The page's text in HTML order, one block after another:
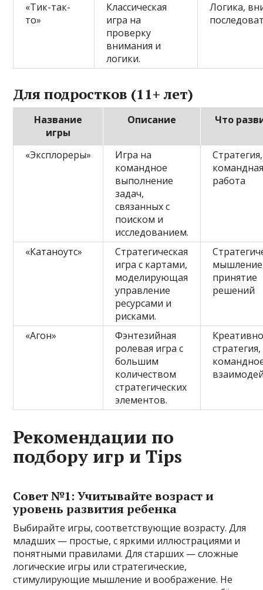
«Тик-так-
то»
Классическая
игра на
проверку
внимания и
логики.
Логика,
Для подростков (11+ лет)
Название
игры
Описание Что
«Эксплореры»
Игра на
командное
выполнение
задач,
связанных с
поиском и
исследованием.
Стратегия,
работа
«Катаноутс»
Стратегическая
игра с картами,
моделирующая
управление
ресурсами и
рисками.
принятие
решений
«Агон»
Фэнтезийная
ролевая игра с
большим
количеством
стратегических
элементов.
стратегия,
Рекомендации по
подбору игр и Tips
Совет №1: Учитывайте возраст и
уровень развития ребенка
Выбирайте игры, соответствующие возрасту. Для
младших — простые, с яркими иллюстрациями и
понятными правилами. Для старших — сложные
логические игры или стратегические,
стимулирующие мышление и воображение. Не